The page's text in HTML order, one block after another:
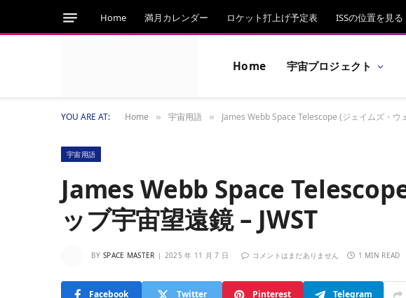
Home 満月カレンダー ロケット打上げ予定表 ISSの位置を見る
Home 宇宙プロジェクト
YOU ARE AT: Home » 宇宙用語 » James Webb Space Telescope (ジェイムズ・ウ
宇宙用語
James Webb Space
ッブ宇宙望遠鏡 – JWST
BY SPACE MASTER 2025 年 11 月 7 日 コメントはまだありません 1 MIN READ
Facebook Twitter Pinterest Telegram